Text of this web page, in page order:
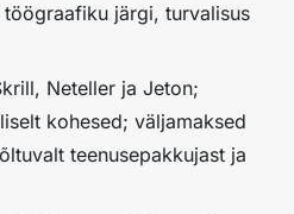
järgi, turvalisus
Neteller ja Jeton;
kohesed; väljamaksed
teenusepakkujast ja